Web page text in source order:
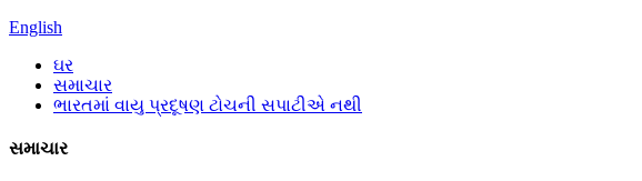
English
ઘર
સમાચાર
ભારતમાં વાયુ પ્રદૂષણ ટોચની સપાટીએ નથી
સમાચાર